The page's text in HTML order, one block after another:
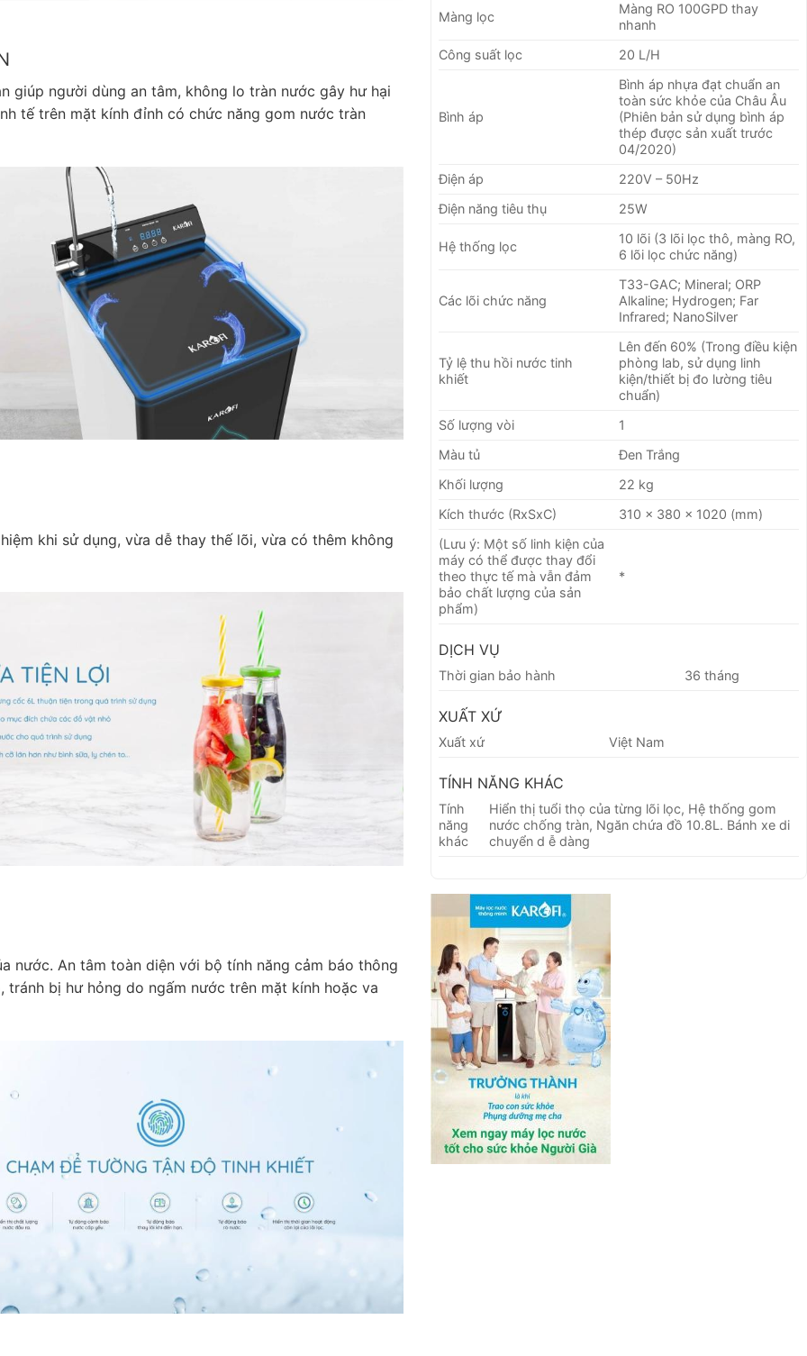
giúp người dùng an tâm, không lo tràn nước gây hư hại
tế trên mặt kính đỉnh có chức năng gom nước tràn
khi sử dụng, vừa dễ thay thế lõi, vừa có thêm không
nước. An tâm toàn diện với bộ tính năng cảm báo thông
bị hư hỏng do ngấm nước trên mặt kính hoặc va
Màng lọc
Màng RO 100GPD thay
nhanh
Công suất lọc
20 L/H
Bình áp
Bình áp nhựa đạt chuẩn an
toàn sức khỏe của Châu Âu
(Phiên bản sử dụng bình áp
thép được sản xuất trước
04/2020)
Điện áp
220V – 50Hz
Điện năng tiêu thụ
25W
Hệ thống lọc
10 lõi (3 lõi lọc thô, màng RO,
6 lõi lọc chức năng)
Các lõi chức năng
T33-GAC; Mineral; ORP
Alkaline; Hydrogen; Far
Infrared; NanoSilver
Tỷ lệ thu hồi nước tinh
khiết
Lên đến 60% (Trong điều kiện
phòng lab, sử dụng linh
kiện/thiết bị đo lường tiêu
chuẩn)
Số lượng vòi
1
Màu tủ
Đen Trắng
Khối lượng
22 kg
Kích thước (RxSxC)
310 x 380 x 1020 (mm)
(Lưu ý: Một số linh kiện của
máy có thể được thay đổi
theo thực tế mà vẫn đảm
bảo chất lượng của sản
phẩm)
*
DỊCH VỤ
Thời gian bảo hành 36 tháng
XUẤT XỨ
Xuất xứ Việt Nam
TÍNH NĂNG KHÁC
Tính
năng
khác
Hiển thị tuổi thọ của từng lõi lọc, Hệ thống gom
nước chống tràn, Ngăn chứa đồ 10.8L. Bánh xe di
chuyển d ễ dàng